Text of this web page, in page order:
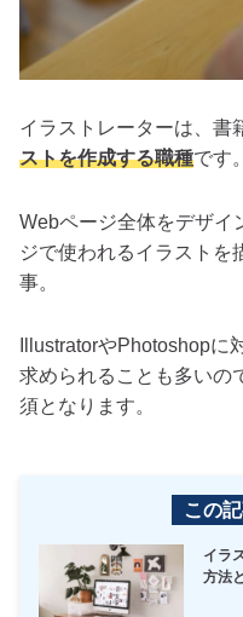
イラストレーターは、書
ストを作成する職種です。
Webページ全体をデザイ
ジで使われるイラストを
事。
IllustratorやPhotoshop
求められることも多いの
須となります。
この
イラ
方法